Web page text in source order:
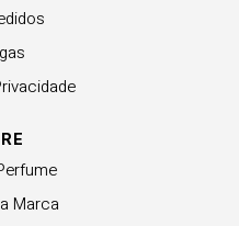
Marca